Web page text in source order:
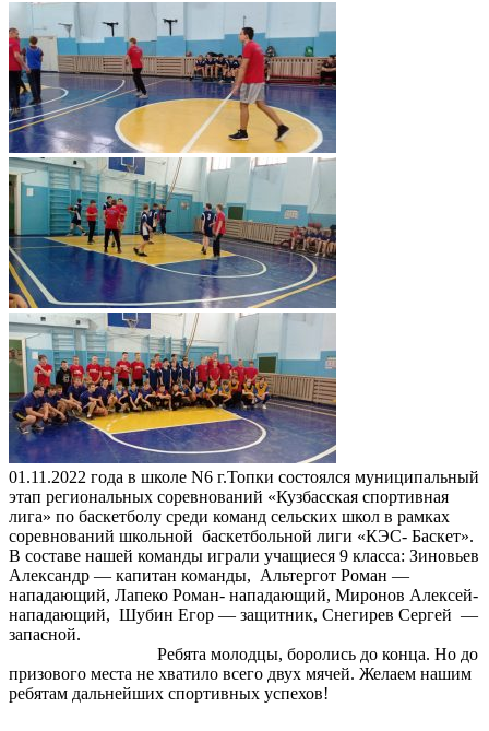
01.11.2022 года в школе N6 г.Топки состоялся муниципальный
этап региональных соревнований «Кузбасская спортивная
лига» по баскетболу среди команд сельских школ в рамках
соревнований школьной баскетбольной лиги «КЭС- Баскет».
В составе нашей команды играли учащиеся 9 класса: Зиновьев
Александр — капитан команды, Альтергот Роман —
нападающий, Лапеко Роман- нападающий, Миронов Алексей-
нападающий, Шубин Егор — защитник, Снегирев Сергей —
запасной.
Ребята молодцы, боролись до конца. Но до
призового места не хватило всего двух мячей. Желаем нашим
ребятам дальнейших спортивных успехов!